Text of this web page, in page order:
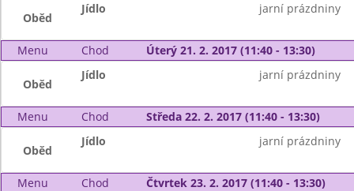
Oběd
Jídlo jarní prázdniny
Menu Chod Úterý 21. 2. 2017 (11:40 - 13:30)
Oběd
Jídlo jarní prázdniny
Menu Chod Středa 22. 2. 2017 (11:40 - 13:30)
Oběd
Jídlo jarní prázdniny
Menu Chod Čtvrtek 23. 2. 2017 (11:40 - 13:30)